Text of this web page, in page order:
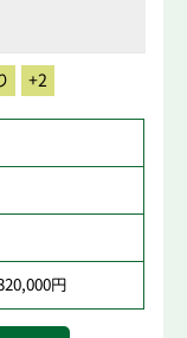
+2
円